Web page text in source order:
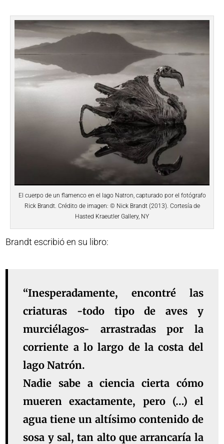
El cuerpo de un flamenco en el lago Natron, capturado por el fotógrafo
Rick Brandt. Crédito de imagen: © Nick Brandt (2013). Cortesía de
Hasted Kraeutler Gallery, NY
Brandt escribió en su libro:
“Inesperadamente, encontré las
criaturas -todo tipo de aves y
murciélagos- arrastradas por la
corriente a lo largo de la costa del
lago Natrón.
Nadie sabe a ciencia cierta cómo
mueren exactamente, pero (…) el
agua tiene un altísimo contenido de
sosa y sal, tan alto que arrancaría la